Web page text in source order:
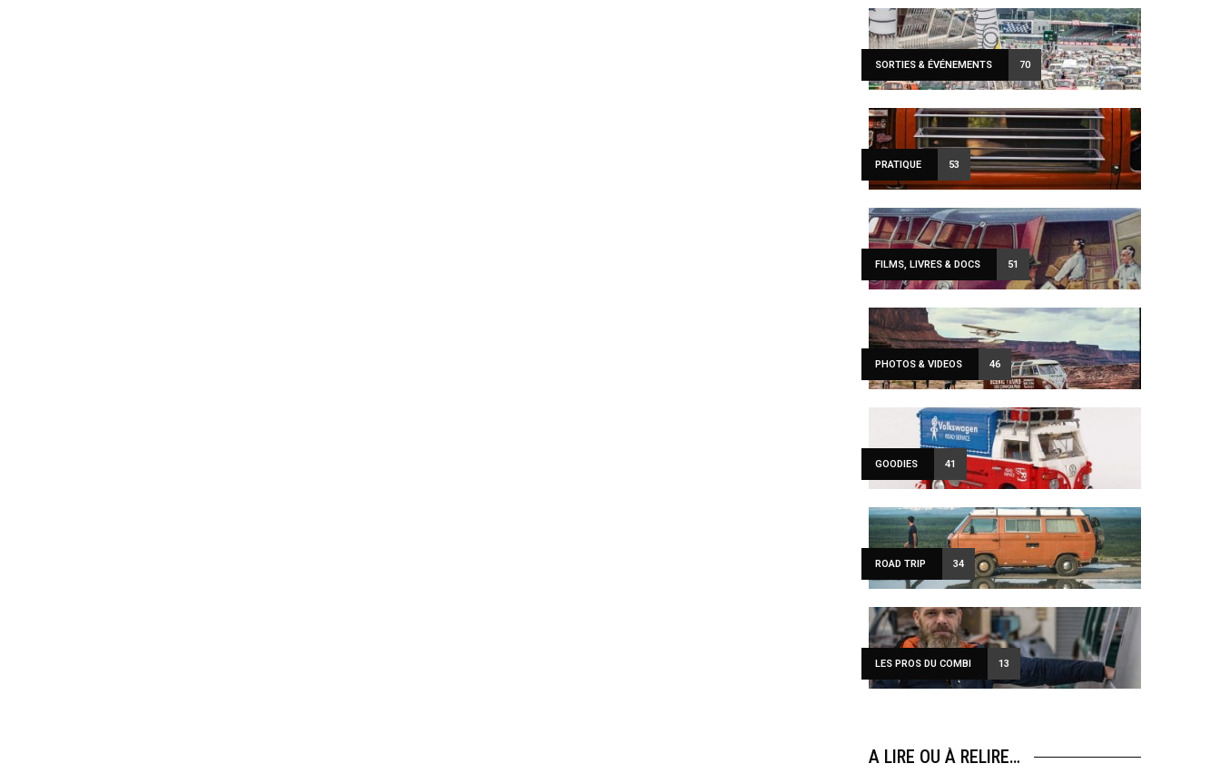
SORTIES & ÉVÉNEMENTS 70
PRATIQUE 53
FILMS, LIVRES & DOCS 51
PHOTOS & VIDEOS 46
GOODIES 41
ROAD TRIP 34
LES PROS DU COMBI 13
A LIRE OU À RELIRE…